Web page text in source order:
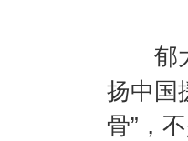
郁
扬中国
骨”，